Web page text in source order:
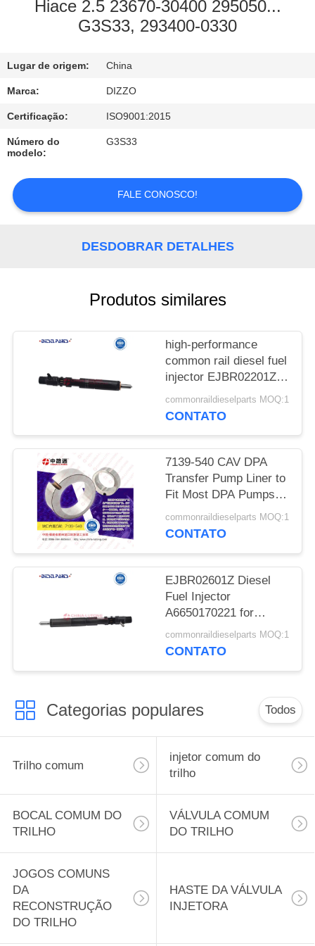
CONTROLE
CONTACTE-
NOS
NOTÍCIA
PEÇA
CITAÇÕES
SITE
PRIVACY
Hiace 2.5 23670-30400 295050...
G3S33, 293400-0330
Lugar de origem: China
Marca: DIZZO
Certificação: ISO9001:2015
Número do
modelo:
G3S33
FALE CONOSCO!
DESDOBRAR DETALHES
Produtos similares
high-performance
common rail diesel fuel
injector EJBR02201Z
INJECTOR FOR FORD
FOCUS TRANSIT
EJBR02201Z
commonraildieselparts MOQ:1
CONTATO
7139-540 CAV DPA
Transfer Pump Liner to
Fit Most DPA Pumps
reliable Diesel Fuel
Transfer Pump Liner
DPA Pump and Delph1
Blades and Spring Kits
7135-10
commonraildieselparts MOQ:1
CONTATO
EJBR02601Z Diesel
Fuel Injector
A6650170221 for
Ssangyong Kyron
Rexton 2.7 XDI.
commonraildieselparts MOQ:1
CONTATO
Categorias populares Todos
Trilho comum
injetor comum do
trilho
BOCAL COMUM DO
TRILHO
VÁLVULA COMUM
DO TRILHO
JOGOS COMUNS
DA
RECONSTRUÇÃO
DO TRILHO
HASTE DA VÁLVULA
INJETORA